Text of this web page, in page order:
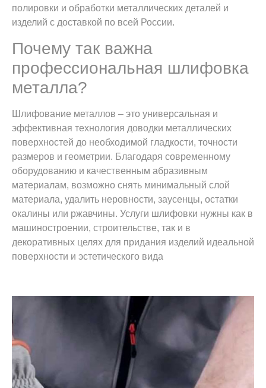
полировки и обработки металлических деталей и
изделий с доставкой по всей России.
Почему так важна
профессиональная шлифовка
металла?
Шлифование металлов – это универсальная и
эффективная технология доводки металлических
поверхностей до необходимой гладкости, точности
размеров и геометрии. Благодаря современному
оборудованию и качественным абразивным
материалам, возможно снять минимальный слой
материала, удалить неровности, заусенцы, остатки
окалины или ржавчины. Услуги шлифовки нужны как в
машиностроении, строительстве, так и в
декоративных целях для придания изделий идеальной
поверхности и эстетического вида